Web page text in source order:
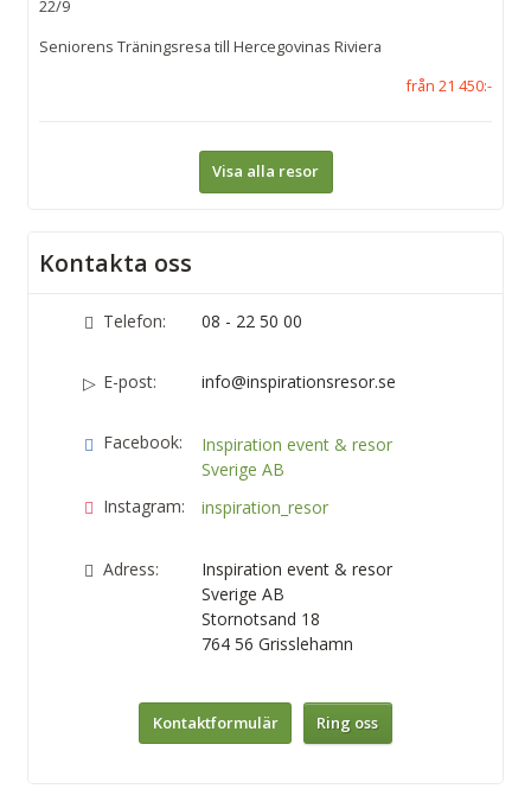
22/9
Seniorens Träningsresa till Hercegovinas Riviera
från 21 450:-
Visa alla resor
Kontakta oss
Telefon: 08 - 22 50 00
E-post: info@inspirationsresor.se
Facebook:
Inspiration event & resor
Sverige AB
Instagram:
inspiration_resor
Adress:
Inspiration event & resor
Sverige AB
Stornotsand 18
764 56 Grisslehamn
Kontaktformulär Ring oss